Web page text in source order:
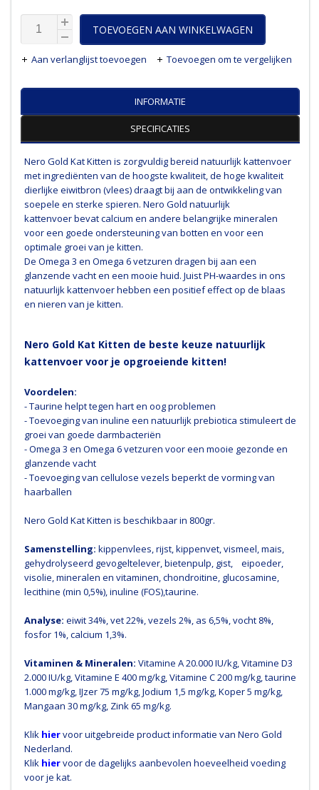
TOEVOEGEN AAN WINKELWAGEN
Aan verlanglijst toevoegen Toevoegen om te vergelijken
INFORMATIE
SPECIFICATIES
Nero Gold Kat Kitten is zorgvuldig bereid natuurlijk kattenvoer
met ingrediënten van de hoogste kwaliteit, de hoge kwaliteit
dierlijke eiwitbron (vlees) draagt bij aan de ontwikkeling van
soepele en sterke spieren. Nero Gold natuurlijk
kattenvoer bevat calcium en andere belangrijke mineralen
voor een goede ondersteuning van botten en voor een
optimale groei van je kitten.
De Omega 3 en Omega 6 vetzuren dragen bij aan een
glanzende vacht en een mooie huid. Juist PH-waardes in ons
natuurlijk kattenvoer hebben een positief effect op de blaas
en nieren van je kitten.
Nero Gold Kat Kitten de beste keuze natuurlijk
kattenvoer voor je opgroeiende kitten!
Voordelen:
- Taurine helpt tegen hart en oog problemen
- Toevoeging van inuline een natuurlijk prebiotica stimuleert de
groei van goede darmbacteriën
- Omega 3 en Omega 6 vetzuren voor een mooie gezonde en
glanzende vacht
- Toevoeging van cellulose vezels beperkt de vorming van
haarballen
Nero Gold Kat Kitten is beschikbaar in 800gr.
Samenstelling: kippenvlees, rijst, kippenvet, vismeel, mais,
gehydrolyseerd gevogeltelever, bietenpulp, gist, eipoeder,
visolie, mineralen en vitaminen, chondroitine, glucosamine,
lecithine (min 0,5%), inuline (FOS),taurine.
Analyse: eiwit 34%, vet 22%, vezels 2%, as 6,5%, vocht 8%,
fosfor 1%, calcium 1,3%.
Vitaminen & Mineralen: Vitamine A 20.000 IU/kg, Vitamine D3
2.000 IU/kg, Vitamine E 400 mg/kg, Vitamine C 200 mg/kg, taurine
1.000 mg/kg, IJzer 75 mg/kg, Jodium 1,5 mg/kg, Koper 5 mg/kg,
Mangaan 30 mg/kg, Zink 65 mg/kg.
Klik hiervoor uitgebreide product informatie van Nero Gold
Nederland.
Klik hiervoor de dagelijks aanbevolen hoeveelheid voeding
voor je kat.